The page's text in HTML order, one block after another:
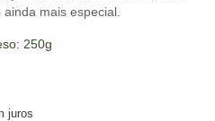
mais especial.
250g
juros